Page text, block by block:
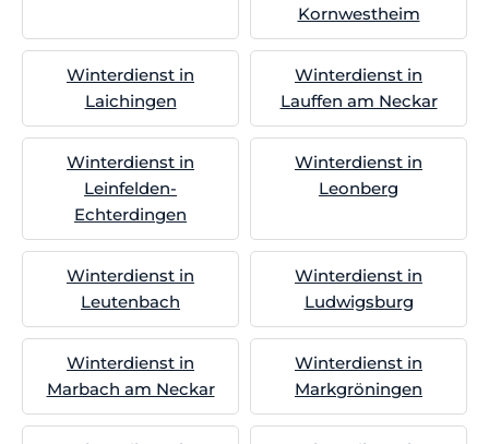
Kornwestheim
Winterdienst in
Laichingen
Winterdienst in
Lauffen am Neckar
Winterdienst in
Leinfelden-
Echterdingen
Winterdienst in
Leonberg
Winterdienst in
Leutenbach
Winterdienst in
Ludwigsburg
Winterdienst in
Marbach am Neckar
Winterdienst in
Markgröningen